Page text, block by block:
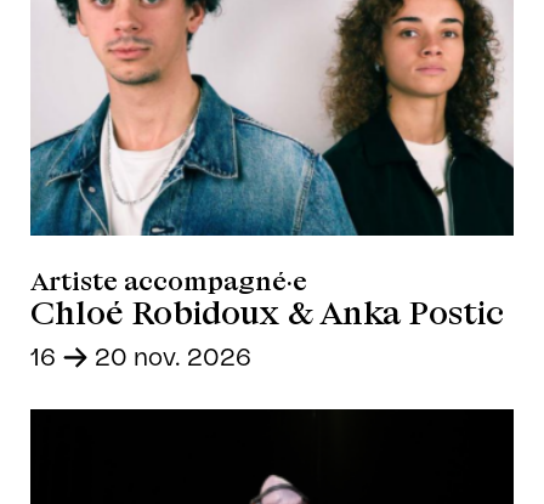
Artiste accompagné·e
Chloé Robidoux & Anka Postic
16 - 20 nov. 2026